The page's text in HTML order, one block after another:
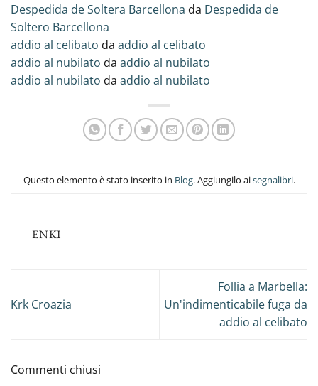
Despedida de Soltera Barcellona da Despedida de
Soltero Barcellona
addio al celibato da addio al celibato
addio al nubilato da addio al nubilato
addio al nubilato da addio al nubilato
Questo elemento è stato inserito in Blog. Aggiungilo aisegnalibri.
ENKI
Krk Croazia
Follia a Marbella:
Un'indimenticabile fuga da
addio al celibato
Commenti chiusi